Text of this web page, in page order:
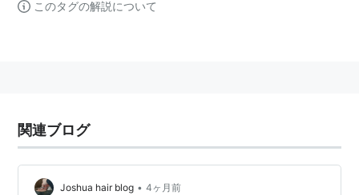
このタグの解説について
関連ブログ
Joshua hair blog • 4ヶ月前